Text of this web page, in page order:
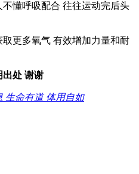
懂呼吸配合 往往运动完后头
更多氧气 有效增加力量和耐
出处 谢谢
生命有道 体用自如